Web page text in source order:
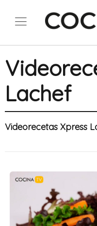
Lachef
Videorecetas Xpress